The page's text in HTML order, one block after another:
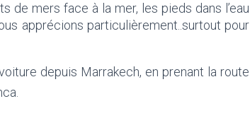
mers face à la mer, les pieds dans l’eau
apprécions particulièrement..surtout pour
depuis Marrakech, en prenant la route